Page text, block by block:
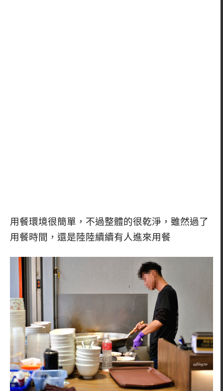
用餐環境很簡單，不過整體的很乾淨，雖然過了
用餐時間，還是陸陸續續有人進來用餐